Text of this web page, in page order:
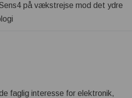
faglig interesse for elektronik,